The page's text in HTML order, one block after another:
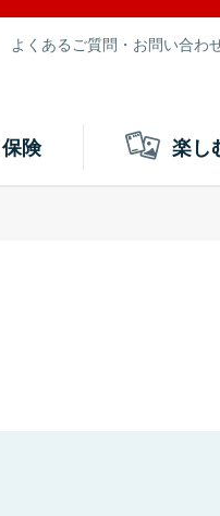
よくあるご質問・お問い合わ
険 楽し